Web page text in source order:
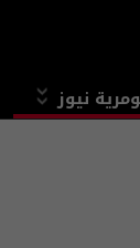
نيوز